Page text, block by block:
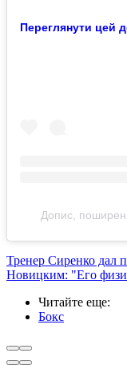
Переглянути цей
Допис,
Тренер Сиренко дал
Новицким: "Его
Читайте еще:
Бокс